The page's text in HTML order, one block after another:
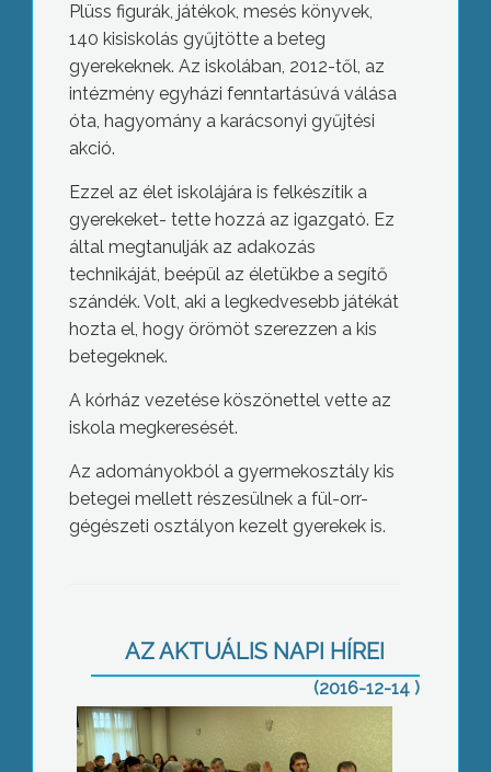
Plüss figurák, játékok, mesés könyvek,
140 kisiskolás gyűjtötte a beteg
gyerekeknek. Az iskolában, 2012-től, az
intézmény egyházi fenntartásúvá válása
óta, hagyomány a karácsonyi gyűjtési
akció.
Ezzel az élet iskolájára is felkészítik a
gyerekeket- tette hozzá az igazgató. Ez
által megtanulják az adakozás
technikáját, beépül az életükbe a segítő
szándék. Volt, aki a legkedvesebb játékát
hozta el, hogy örömöt szerezzen a kis
betegeknek.
A kórház vezetése köszönettel vette az
iskola megkeresését.
Az adományokból a gyermekosztály kis
betegei mellett részesülnek a fül-orr-
gégészeti osztályon kezelt gyerekek is.
AZ AKTUÁLIS NAPI HÍREI
(2016-12-14 )